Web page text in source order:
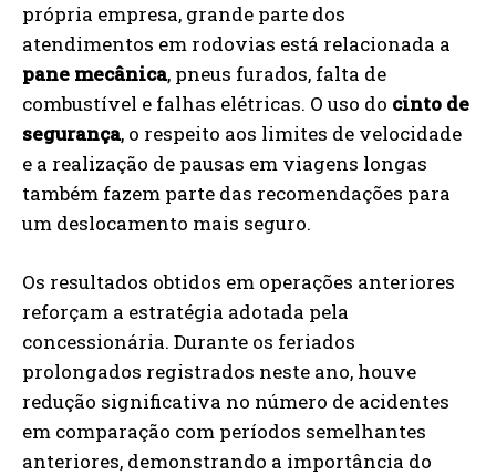
própria empresa, grande parte dos
atendimentos em rodovias está relacionada a
pane mecânica, pneus furados, falta de
combustível e falhas elétricas. O uso do cinto de
segurança, o respeito aos limites de velocidade
e a realização de pausas em viagens longas
também fazem parte das recomendações para
um deslocamento mais seguro.
Os resultados obtidos em operações anteriores
reforçam a estratégia adotada pela
concessionária. Durante os feriados
prolongados registrados neste ano, houve
redução significativa no número de acidentes
em comparação com períodos semelhantes
anteriores, demonstrando a importância do